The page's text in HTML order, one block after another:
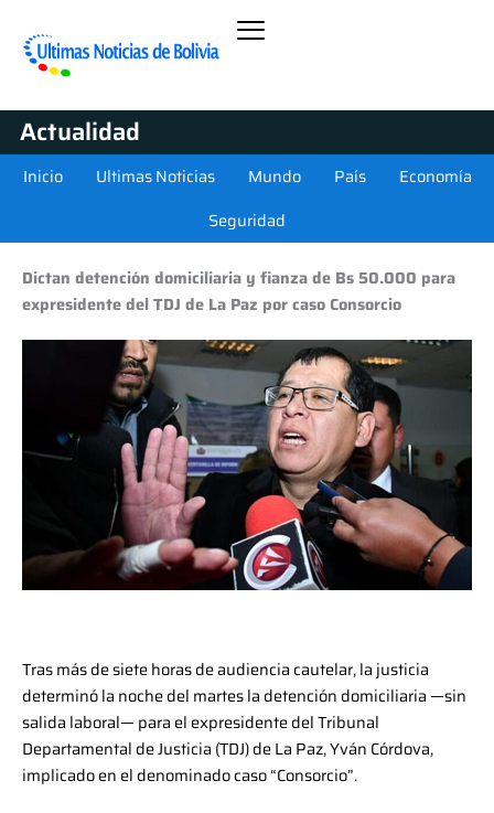
Actualidad
Inicio Ultimas Noticias Mundo País
Economía
Seguridad
Dictan detención domiciliaria y fianza de Bs 50.000 para
expresidente del TDJ de La Paz por caso Consorcio
Tras más de siete horas de audiencia cautelar, la justicia
determinó la noche del martes la detención domiciliaria —sin
salida laboral— para el expresidente del Tribunal
Departamental de Justicia (TDJ) de La Paz, Yván Córdova,
implicado en el denominado caso “Consorcio”.